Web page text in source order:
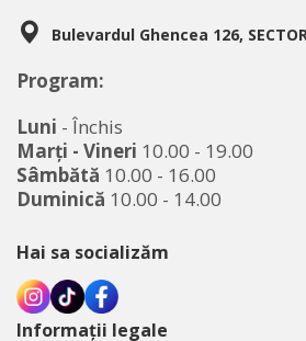
Bulevardul Ghencea 126,
Program:
Luni - Închis
Marţi - Vineri 10.00 - 19.00
Sâmbătă 10.00 - 16.00
Duminică 10.00 - 14.00
Hai sa socializăm
Informații legale